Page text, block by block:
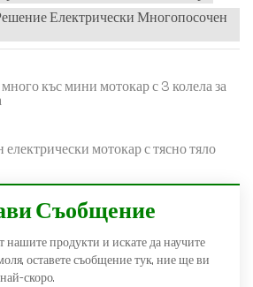
Електрически Многопосочен
къс мини мотокар с 3 колела за
мотокар с тясно тяло
Съобщение
нашите продукти и искате да научите
оставете съобщение тук, ние ще ви
скоро.